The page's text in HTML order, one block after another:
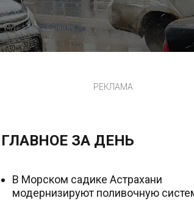
РЕКЛАМА
ГЛАВНОЕ ЗА ДЕНЬ
В Морском садике Астрахани
модернизируют поливочную